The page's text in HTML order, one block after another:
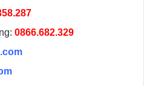
0866.682.329